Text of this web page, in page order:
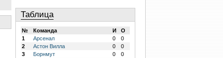
Таблица
№ Команда И
О
1
Арсенал 0
0
2
Астон Вилла 0
0
3
Борнмут 0
0